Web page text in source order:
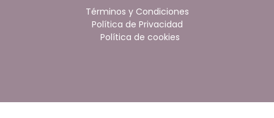
Términos y Condiciones
Política de Privacidad
Política de cookies